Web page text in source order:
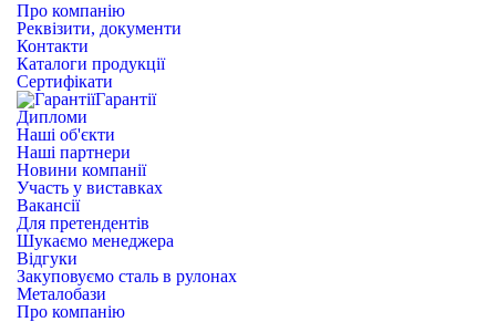
Про компанію
Реквізити, документи
Контакти
Каталоги продукції
Сертифікати
Гарантії
Дипломи
Наші об'єкти
Наші партнери
Новини компанії
Участь у виставках
Вакансії
Для претендентів
Шукаємо менеджера
Відгуки
Закуповуємо сталь в рулонах
Металобази
Про компанію